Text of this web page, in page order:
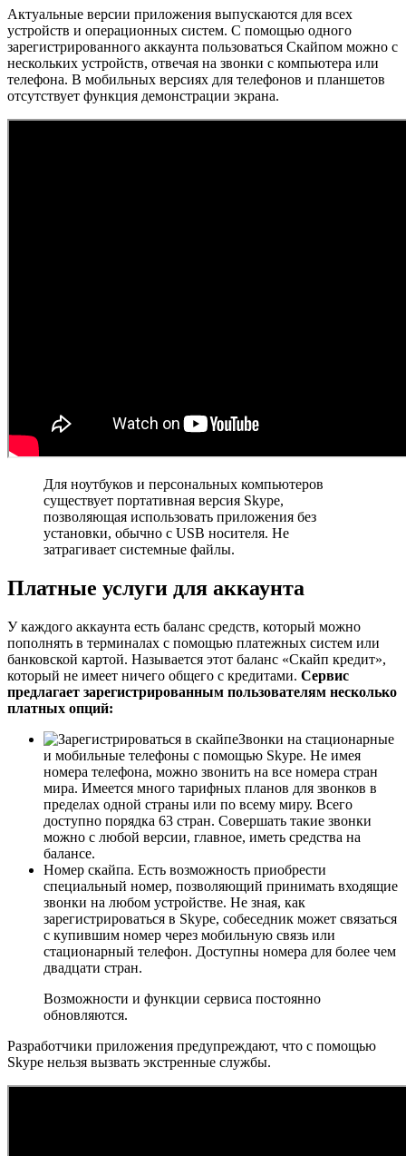
Актуальные версии приложения выпускаются для всех
устройств и операционных систем. С помощью одного
зарегистрированного аккаунта пользоваться Скайпом можно с
нескольких устройств, отвечая на звонки с компьютера или
телефона. В мобильных версиях для телефонов и планшетов
отсутствует функция демонстрации экрана.
Для ноутбуков и персональных компьютеров
существует портативная версия Skype,
позволяющая использовать приложения без
установки, обычно с USB носителя. Не
затрагивает системные файлы.
Платные услуги для аккаунта
У каждого аккаунта есть баланс средств, который можно
пополнять в терминалах с помощью платежных систем или
банковской картой. Называется этот баланс «Скайп кредит»,
который не имеет ничего общего с кредитами. Сервис
предлагает зарегистрированным пользователям несколько
платных опций:
Звонки на стационарные
и мобильные телефоны с помощью Skype. Не имея
номера телефона, можно звонить на все номера стран
мира. Имеется много тарифных планов для звонков в
пределах одной страны или по всему миру. Всего
доступно порядка 63 стран. Совершать такие звонки
можно с любой версии, главное, иметь средства на
балансе.
Номер скайпа. Есть возможность приобрести
специальный номер, позволяющий принимать входящие
звонки на любом устройстве. Не зная, как
зарегистрироваться в Skype, собеседник может связаться
с купившим номер через мобильную связь или
стационарный телефон. Доступны номера для более чем
двадцати стран.
Возможности и функции сервиса постоянно
обновляются.
Разработчики приложения предупреждают, что с помощью
Skype нельзя вызвать экстренные службы.